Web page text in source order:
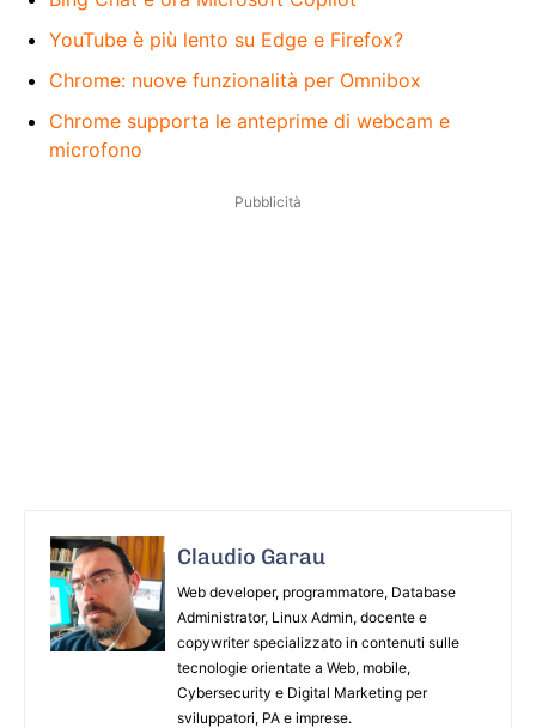
YouTube è più lento su Edge e Firefox?
Chrome: nuove funzionalità per Omnibox
Chrome supporta le anteprime di webcam e
microfono
Pubblicità
Claudio Garau
Web developer, programmatore, Database
Administrator, Linux Admin, docente e
copywriter specializzato in contenuti sulle
tecnologie orientate a Web, mobile,
Cybersecurity e Digital Marketing per
sviluppatori, PA e imprese.